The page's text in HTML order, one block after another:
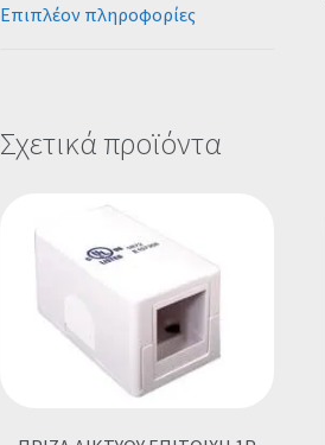
Επιπλέον πληροφορίες
Σχετικά προϊόντα